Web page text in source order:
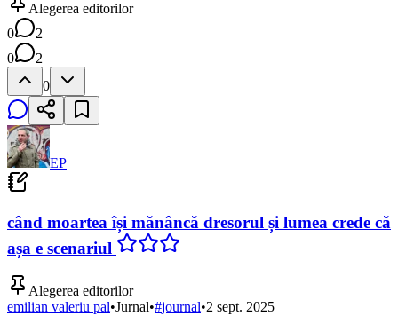
Alegerea editorilor
0
2
0
2
0
EP
când moartea își mănâncă dresorul și lumea crede că
așa e scenariul
Alegerea editorilor
emilian valeriu pal•Jurnal•#journal•2 sept. 2025